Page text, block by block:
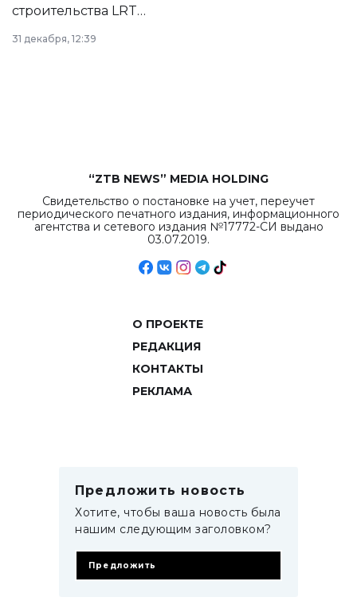
строительства LRT
в Астане из
республиканского
31 декабря, 12:39
“ZTB NEWS” MEDIA HOLDING
Свидетельство о постановке на учет, переучет
периодического печатного издания, информационного
агентства и сетевого издания №17772-СИ выдано
03.07.2019.
О ПРОЕКТЕ
РЕДАКЦИЯ
КОНТАКТЫ
РЕКЛАМА
Предложить новость
Хотите, чтобы ваша новость была
нашим следующим заголовком?
Предложить